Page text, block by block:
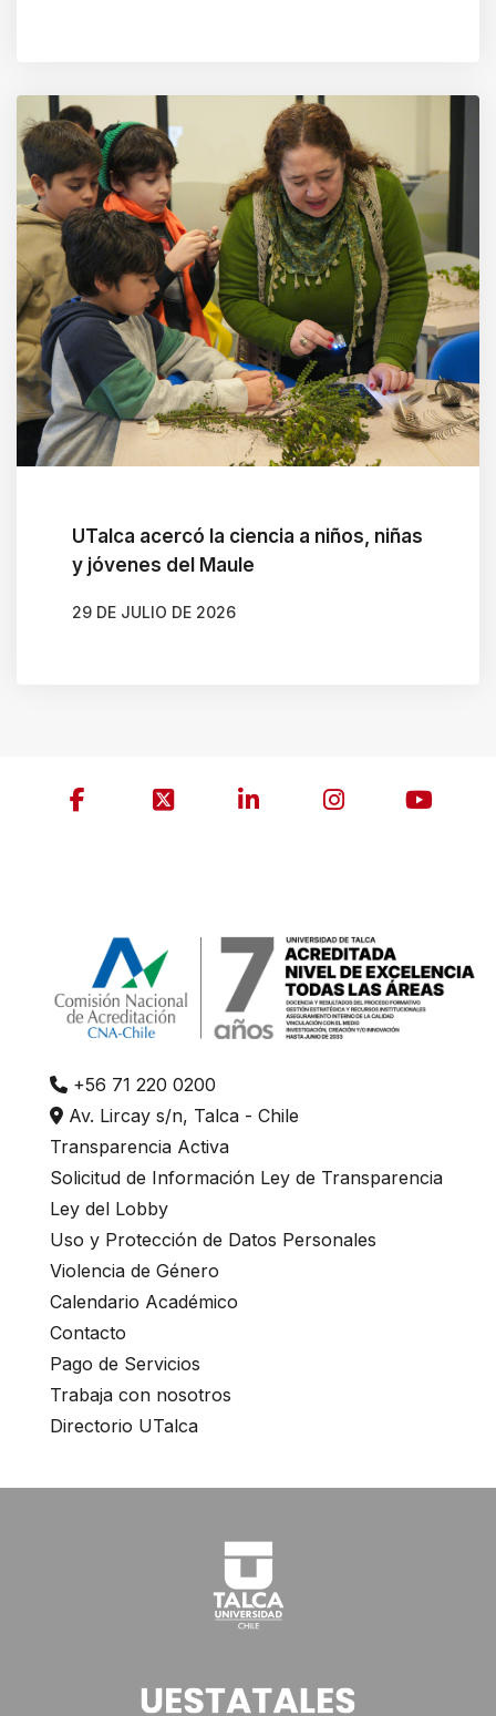
UTalca acercó la ciencia a niños, niñas
y jóvenes del Maule
29 DE JULIO DE 2026
+56 71 220 0200
Av. Lircay s/n, Talca - Chile
Transparencia Activa
Solicitud de Información Ley de Transparencia
Ley del Lobby
Uso y Protección de Datos Personales
Violencia de Género
Calendario Académico
Contacto
Pago de Servicios
Trabaja con nosotros
Directorio UTalca